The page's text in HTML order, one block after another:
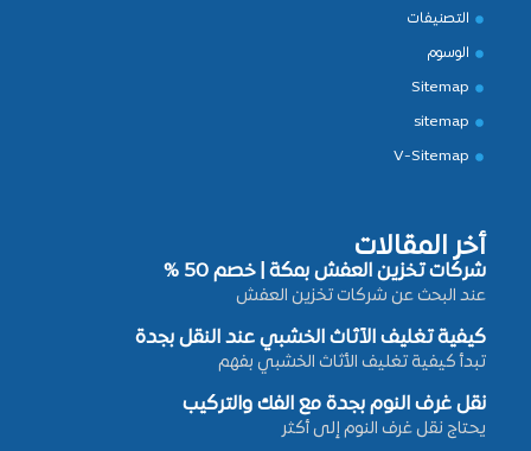
التصنيفات
الوسوم
Sitemap
sitemap
V-Sitemap
أخر المقالات
شركات تخزين العفش بمكة | خصم 50 %
عند البحث عن شركات تخزين العفش
كيفية تغليف الأثاث الخشبي عند النقل بجدة
تبدأ كيفية تغليف الأثاث الخشبي بفهم
نقل غرف النوم بجدة مع الفك والتركيب
يحتاج نقل غرف النوم إلى أكثر